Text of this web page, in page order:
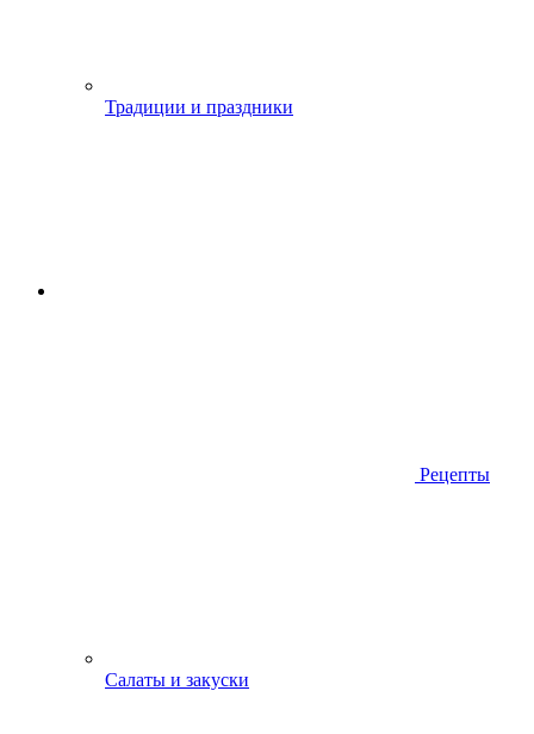
Традиции и праздники
Рецепты
Салаты и закуски